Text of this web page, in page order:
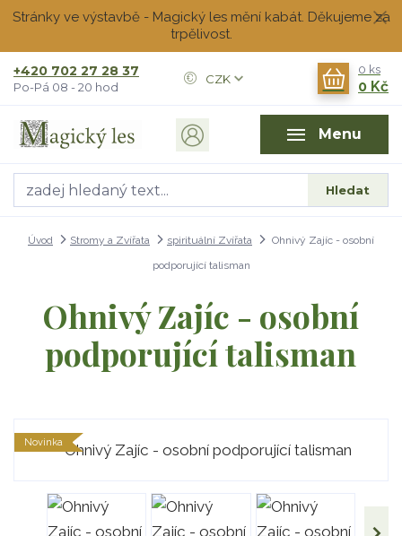
Stránky ve výstavbě - Magický les mění kabát. Děkujeme za
trpělivost.
Menu
CZK
Hledat
+420 702 27 28 37
Po-Pá 08 - 20 hod
0 ks
0 Kč
Úvod Stromy a Zvířata spirituální Zvířata
Ohnivý Zajíc - osobní
podporující talisman
Ohnivý Zajíc - osobní
podporující talisman
Novinka